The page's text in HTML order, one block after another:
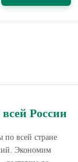
России
по всей стране
Экономим